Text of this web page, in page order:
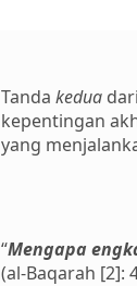
Tanda kedua
kepentingan
yang
“Mengapa
(al-Baqarah [2]: